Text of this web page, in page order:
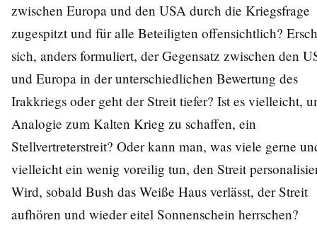
zwischen Europa und den USA durch die Kriegsfrage
zugespitzt und für alle Beteiligten offensichtlich?
sich, anders formuliert, der Gegensatz zwischen den
und Europa in der unterschiedlichen Bewertung des
Irakkriegs oder geht der Streit tiefer? Ist es vielleicht,
Analogie zum Kalten Krieg zu schaffen, ein
Stellvertreterstreit? Oder kann man, was viele gerne
vielleicht ein wenig voreilig tun, den Streit
Wird, sobald Bush das Weiße Haus verlässt, der Streit
aufhören und wieder eitel Sonnenschein herrschen?